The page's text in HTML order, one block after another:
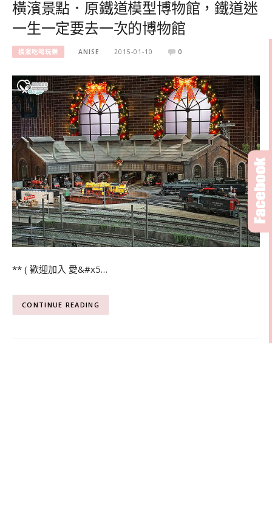
橫濱景點．原鐵道模型博物館，鐵道迷
一生一定要去一次的博物館
橫濱吃喝玩樂 ANISE 2015-01-10 0
** ( 歡迎加入 愛&#x5…
CONTINUE READING